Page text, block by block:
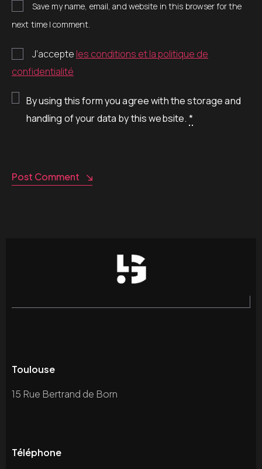
Save my name, email, and website in this browser for the
next time I comment.
J’accepte les conditions et la politique de
confidentialité
By using this form you agree with the storage and
handling of your data by this website. *
Post Comment
Toulouse
15 Rue Bertrand de Born
Téléphone